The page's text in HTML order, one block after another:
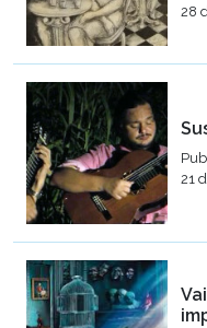
28
21